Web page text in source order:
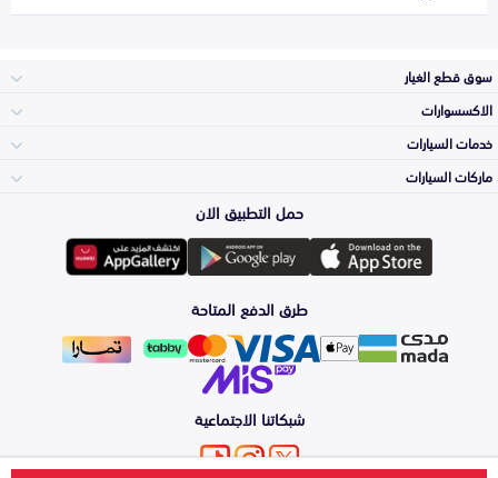
سوق قطع الغيار
المكائن، القيرات
وملحقاتها
الشمعات
والاصطبات (الاضاءة)
الفرامل والأقمشة
الاكسسوارات
لوازم الرحلات
اكسسوارات العناية
الزيوت و السوائل
خدمات السيارات
الأكثر مبيعاً
التلميع والعناية
ماركات السيارات
تويوتا
هيونداي
كيا
حمل التطبيق الان
طرق الدفع المتاحة
شبكاتنا الاجتماعية